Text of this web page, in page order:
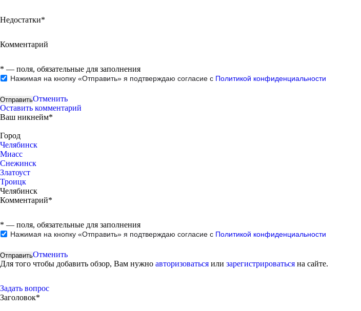
Недостатки*
Комментарий
* — поля, обязательные для заполнения
Нажимая на кнопку «Отправить» я подтверждаю согласие с Политикой конфиденциальности
Отменить
Оставить комментарий
Ваш никнейм*
Город
Челябинск
Миасс
Снежинск
Златоуст
Троицк
Челябинск
Комментарий*
* — поля, обязательные для заполнения
Нажимая на кнопку «Отправить» я подтверждаю согласие с Политикой конфиденциальности
Отменить
Для того чтобы добавить обзор, Вам нужно авторизоваться или зарегистрироваться на сайте.
Задать вопрос
Заголовок*